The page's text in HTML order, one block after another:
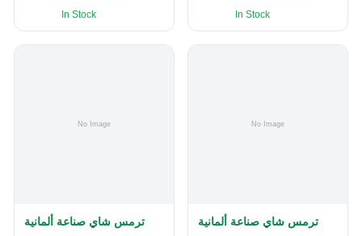
In Stock In Stock
ترمس شاي صناعة ألمانية ترمس شاي صناعة ألمانية